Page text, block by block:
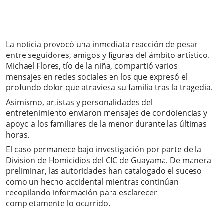
La noticia provocó una inmediata reacción de pesar
entre seguidores, amigos y figuras del ámbito artístico.
Michael Flores, tío de la niña, compartió varios
mensajes en redes sociales en los que expresó el
profundo dolor que atraviesa su familia tras la tragedia.
Asimismo, artistas y personalidades del
entretenimiento enviaron mensajes de condolencias y
apoyo a los familiares de la menor durante las últimas
horas.
El caso permanece bajo investigación por parte de la
División de Homicidios del CIC de Guayama. De manera
preliminar, las autoridades han catalogado el suceso
como un hecho accidental mientras continúan
recopilando información para esclarecer
completamente lo ocurrido.